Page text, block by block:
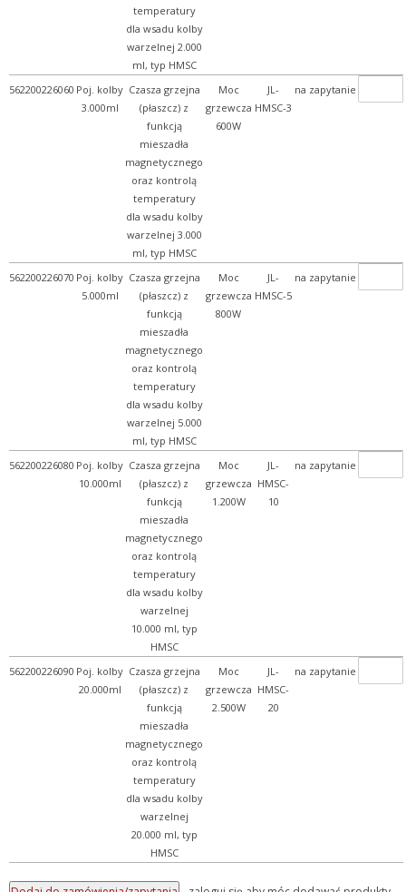
temperatury
dla wsadu kolby
warzelnej 2.000
ml, typ HMSC
562200226060 Poj. kolby
3.000ml
Czasza grzejna
(płaszcz) z
funkcją
mieszadła
magnetycznego
oraz kontrolą
temperatury
dla wsadu kolby
warzelnej 3.000
ml, typ HMSC
Moc
grzewcza
600W
JL-
HMSC-3
na zapytanie
562200226070 Poj. kolby
5.000ml
Czasza grzejna
(płaszcz) z
funkcją
mieszadła
magnetycznego
oraz kontrolą
temperatury
dla wsadu kolby
warzelnej 5.000
ml, typ HMSC
Moc
grzewcza
800W
JL-
HMSC-5
na zapytanie
562200226080 Poj. kolby
10.000ml
Czasza grzejna
(płaszcz) z
funkcją
mieszadła
magnetycznego
oraz kontrolą
temperatury
dla wsadu kolby
warzelnej
10.000 ml, typ
HMSC
Moc
grzewcza
1.200W
JL-
HMSC-
10
na zapytanie
562200226090 Poj. kolby
20.000ml
Czasza grzejna
(płaszcz) z
funkcją
mieszadła
magnetycznego
oraz kontrolą
temperatury
dla wsadu kolby
warzelnej
20.000 ml, typ
HMSC
Moc
grzewcza
2.500W
JL-
HMSC-
20
na zapytanie